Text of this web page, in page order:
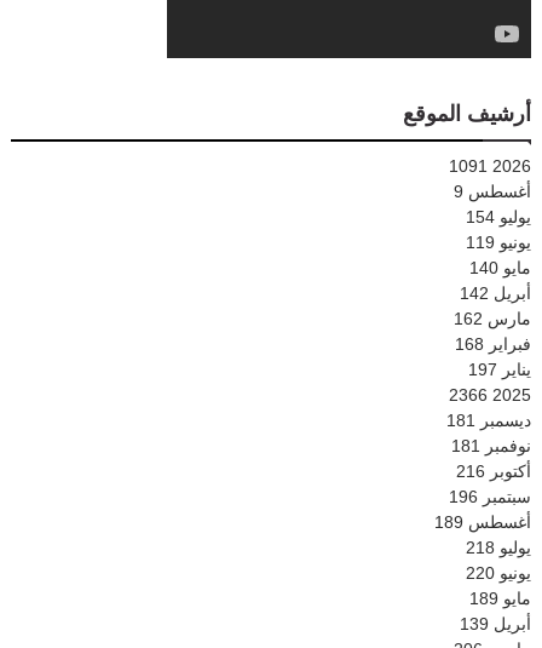
أرشيف الموقع
2026
1091
أغسطس 9
يوليو 154
يونيو 119
مايو 140
أبريل 142
مارس 162
فبراير 168
يناير 197
2025
2366
ديسمبر 181
نوفمبر 181
أكتوبر 216
سبتمبر 196
أغسطس 189
يوليو 218
يونيو 220
مايو 189
أبريل 139